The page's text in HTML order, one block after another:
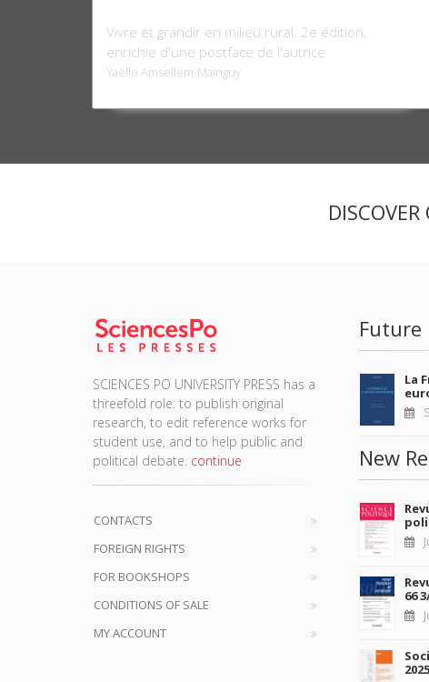
Vivre et grandir en milieu rural. 2e édition,
enrichie d'une postface de l'autrice
Yaëlle Amsellem-Mainguy
SCIENCES PO UNIVERSITY PRESS has a
threefold role: to publish original
research, to edit reference works for
student use, and to help public and
political debate. continue
CONTACTS
FOREIGN RIGHTS
FOR BOOKSHOPS
CONDITIONS OF SALE
MY ACCOUNT
Future
La
New
66
2025